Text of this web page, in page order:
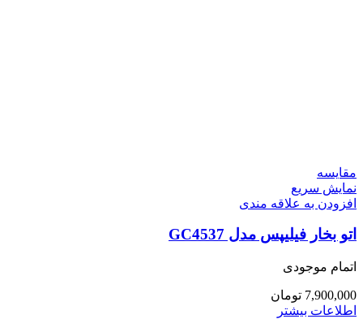
مقايسه
نمایش سریع
افزودن به علاقه مندی
اتو بخار فیلیپس مدل GC4537
اتمام موجودی
7,900,000 تومان
اطلاعات بیشتر